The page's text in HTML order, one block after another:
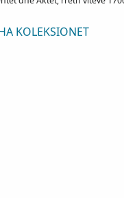
KOLEKSIONET